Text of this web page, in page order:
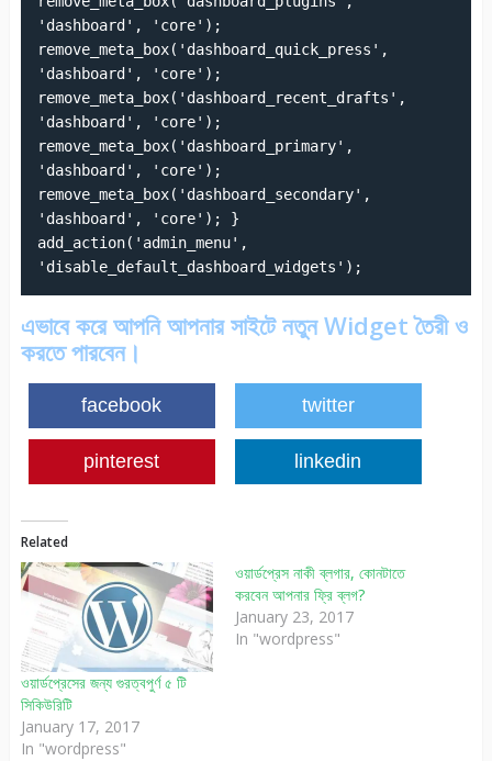
'dashboard', 'core');
remove_meta_box('dashboard_quick_press',
'dashboard', 'core');
remove_meta_box('dashboard_recent_drafts',
'dashboard', 'core');
remove_meta_box('dashboard_primary',
'dashboard', 'core');
remove_meta_box('dashboard_secondary',
'dashboard', 'core'); }
add_action('admin_menu',
'disable_default_dashboard_widgets');
এভাবে করে আপনি আপনার সাইটে নতুন Widget তৈরী ও
করতে পারবেন।
facebook twitter
pinterest linkedin
Related
ওয়ার্ডপ্রেসের জন্য গুরত্বপুর্ণ ৫ টি
সিকিউরিটি
January 17, 2017
In "wordpress"
ওয়ার্ডপ্রেস নাকী ব্লগার, কোনটাতে
করবেন আপনার ফ্রি ব্লগ?
January 23, 2017
In "wordpress"